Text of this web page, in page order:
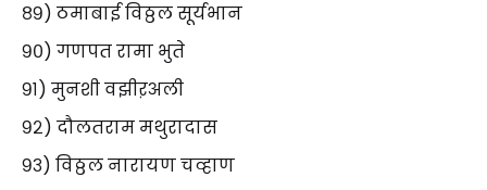
८९) ठमाबाई विठ्ठल सूर्यभान
९०) गणपत रामा भुते
९१) मुनशी वझीऱअली
९२) दौलतराम मथुरादास
९३) विठ्ठल नारायण चव्हाण